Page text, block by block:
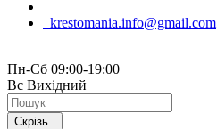
krestomania.info@gmail.com
Пн-Сб 09:00-19:00
Вс Вихідний
Скрізь